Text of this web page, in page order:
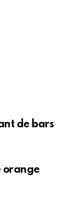
de bars
orange